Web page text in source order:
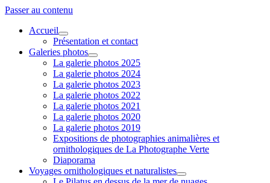
Passer au contenu
Accueil
ouvrir
menu
Présentation et contact
Galeries photos
ouvrir
menu
La galerie photos 2025
La galerie photos 2024
La galerie photos 2023
La galerie photos 2022
La galerie photos 2021
La galerie photos 2020
La galerie photos 2019
Expositions de photographies animalières et
ornithologiques de La Photographe Verte
Diaporama
Voyages ornithologiques et naturalistes
ouvrir